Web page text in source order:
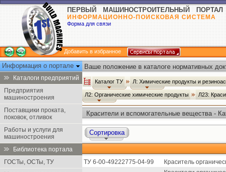
ПЕРВЫЙ МАШИНОСТРОИТЕЛЬНЫЙ ПОРТАЛ
ИНФОРМАЦИОННО-ПОИСКОВАЯ СИСТЕМА
Форма для связи
Добавить в избранное
Информация о портале
Каталоги предприятий
Предприятия
машиностроения
Поставщики проката,
поковок, отливок
Работы и услуги для
машиностроения
Библиотека портала
ГОСТы, ОСТы, ТУ
Ваше положение в каталоге нормативных
Каталог ТУ Л: Химические продукты и
Л2: Органические химические продукты Л23:
Красители и вспомогательные вещества -
Сортировка
ТУ 6-00-49222775-04-99
Краситель